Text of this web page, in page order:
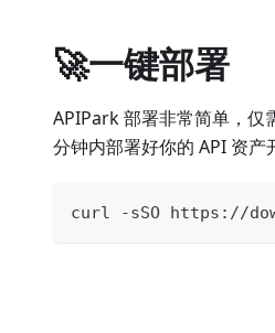
🚀一键部署
APIPark 部署非常简单，仅
分钟内部署好你的 API 资产
curl -sSO https://